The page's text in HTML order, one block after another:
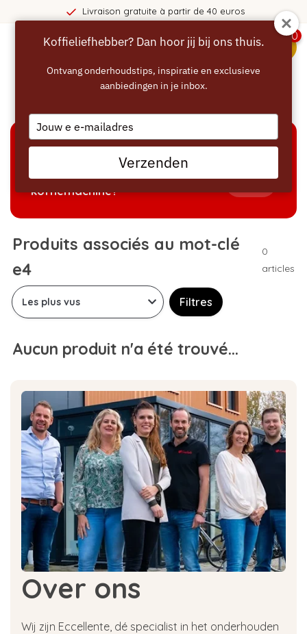
Livraison gratuite à partir de 40 euros
0
Welke producten passen bij mijn
koffiemachine?
Produits associés au mot-clé
e4
0
articles
Filtres
Aucun produit n'a été trouvé...
Over ons
Wij zijn Eccellente, dé specialist in het onderhouden
Koffieliefhebber? Dan hoor jij bij ons thuis.
Ontvang onderhoudstips, inspiratie en exclusieve
aanbiedingen in je inbox.
Type
your
email
Verzenden